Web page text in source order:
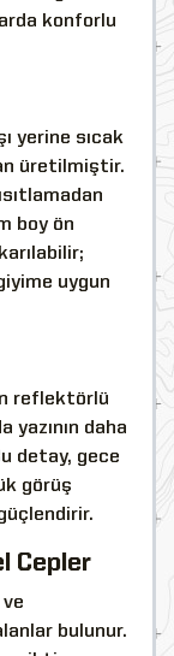
konforlu
yerine sıcak
üretilmiştir.
boy ön
uygun
reflektörlü
yazının daha
detay, gece
görüş
Cepler
bulunur.